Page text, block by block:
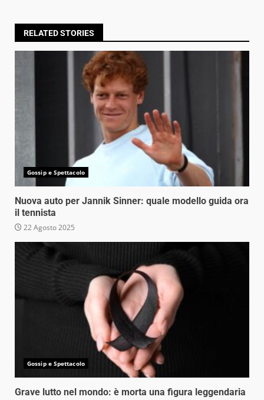
RELATED STORIES
Gossip e Spettacolo
Nuova auto per Jannik Sinner: quale modello guida ora
il tennista
22 Agosto 2025
Gossip e Spettacolo
Grave lutto nel mondo: è morta una figura leggendaria